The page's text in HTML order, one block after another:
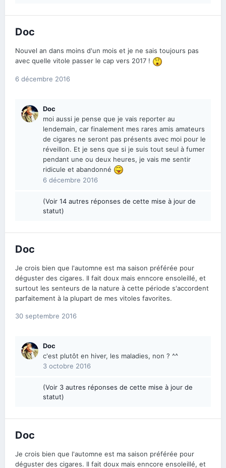
Doc
Nouvel an dans moins d'un mois et je ne sais toujours pas
avec quelle vitole passer le cap vers 2017 !
6 décembre 2016
Doc
moi aussi je pense que je vais reporter au
lendemain, car finalement mes rares amis amateurs
de cigares ne seront pas présents avec moi pour le
réveillon. Et je sens que si je suis tout seul à fumer
pendant une ou deux heures, je vais me sentir
ridicule et abandonné
6 décembre 2016
(Voir 14 autres réponses de cette mise à jour de
statut)
Doc
Je crois bien que l'automne est ma saison préférée pour
déguster des cigares. Il fait doux mais enncore ensoleillé, et
surtout les senteurs de la nature à cette période s'accordent
parfaitement à la plupart de mes vitoles favorites.
30 septembre 2016
Doc
c'est plutôt en hiver, les maladies, non ? ^^
3 octobre 2016
(Voir 3 autres réponses de cette mise à jour de
statut)
Doc
Je crois bien que l'automne est ma saison préférée pour
déguster des cigares. Il fait doux mais enncore ensoleillé, et